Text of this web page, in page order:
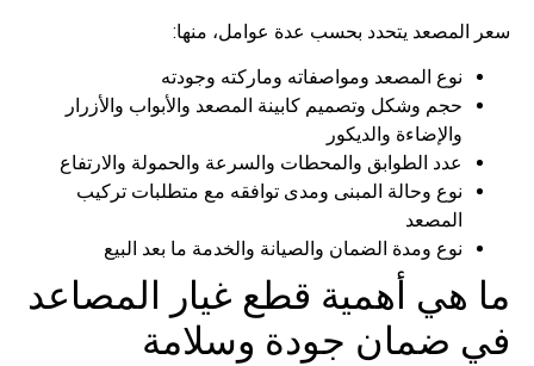
سعر المصعد يتحدد بحسب عدة عوامل، منها:
نوع المصعد ومواصفاته وماركته وجودته
حجم وشكل وتصميم كابينة المصعد والأبواب والأزرار
والإضاءة والديكور
عدد الطوابق والمحطات والسرعة والحمولة والارتفاع
نوع وحالة المبنى ومدى توافقه مع متطلبات تركيب
المصعد
نوع ومدة الضمان والصيانة والخدمة ما بعد البيع
ما هي أهمية قطع غيار المصاعد
في ضمان جودة وسلامة